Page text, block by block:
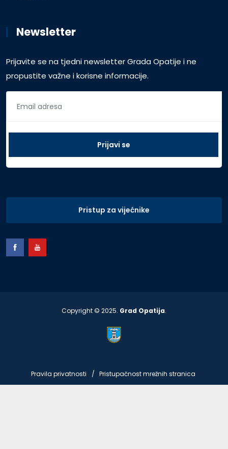
Newsletter
Prijavite se na tjedni newsletter Grada Opatije i ne
propustite važne i korisne informacije.
Pristup za vijećnike
Copyright © 2025. Grad Opatija.
Pravila privatnosti Pristupačnost mrežnih stranica